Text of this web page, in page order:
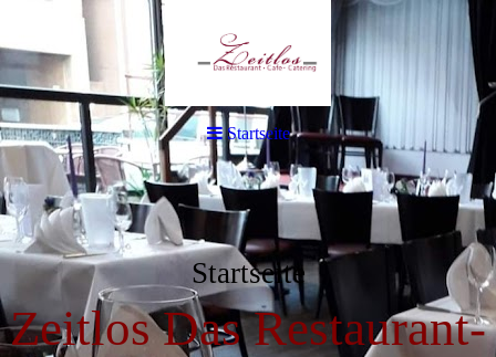
Startseite
Zeitlos Das Restaurant-
Startseite